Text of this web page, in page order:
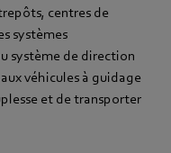
centres de
systèmes
système de direction
véhicules à guidage
et de transporter